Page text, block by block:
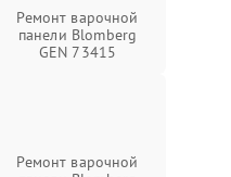
Ремонт варочной
панели Blomberg
GEN 73415
Ремонт варочной